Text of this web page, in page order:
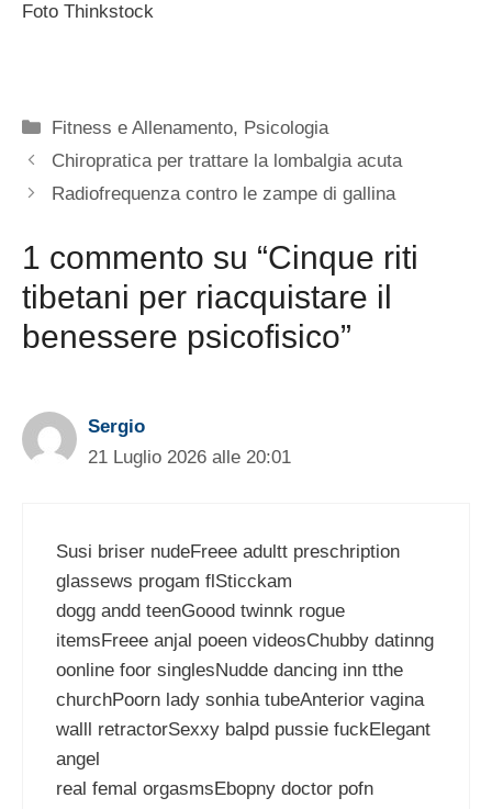
Foto Thinkstock
Categorie
Fitness e Allenamento, Psicologia
Chiropratica per trattare la lombalgia acuta
Radiofrequenza contro le zampe di gallina
1 commento su “Cinque riti
tibetani per riacquistare il
benessere psicofisico”
Sergio
21 Luglio 2026 alle 20:01
Susi briser nudeFreee adultt preschription
glassews progam flSticckam
dogg andd teenGoood twinnk rogue
itemsFreee anjal poeen videosChubby datinng
oonline foor singlesNudde dancing inn tthe
churchPoorn lady sonhia tubeAnterior vagina
walll retractorSexxy balpd pussie fuckElegant
angel
real femal orgasmsEbopny doctor pofn